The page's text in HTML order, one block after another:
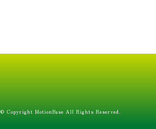
© Copyright MotionBase All Rights Reserved.